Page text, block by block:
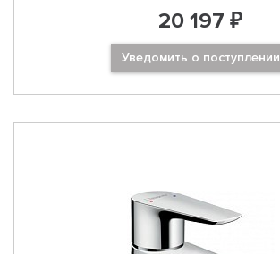
20 197 ₽
Уведомить о поступлении